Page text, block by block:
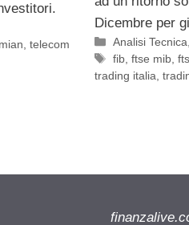
,telecom
Dicembre per
Categorie
Analisi Tecnica
Tag
fib ,ftse mib ,
trading italia